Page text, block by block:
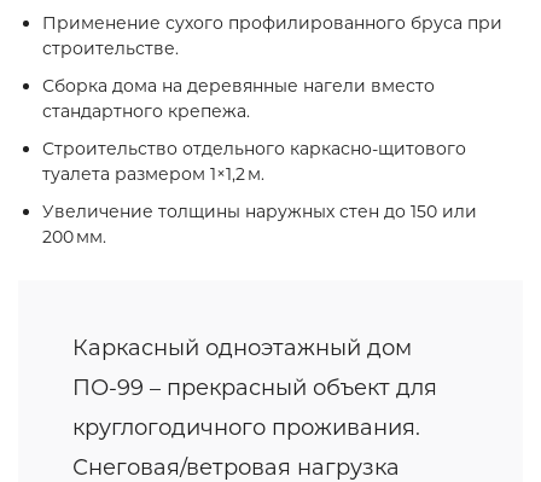
Применение сухого профилированного бруса при
строительстве.
Сборка дома на деревянные нагели вместо
стандартного крепежа.
Строительство отдельного каркасно‑щитового
туалета размером 1×1,2 м.
Увеличение толщины наружных стен до 150 или
200 мм.
Каркасный одноэтажный дом
ПО-99 – прекрасный объект для
круглогодичного проживания.
Снеговая/ветровая нагрузка